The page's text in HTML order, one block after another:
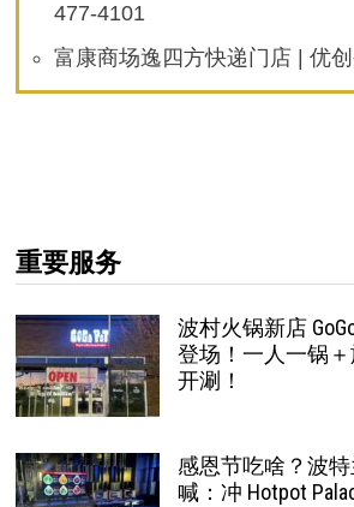
477-4101
富康商场逸四方快递门店 | 优创
重要服务
波村火锅新店
登场！一人一锅
开涮！
感恩节吃啥？波
喊：冲 Hotpot